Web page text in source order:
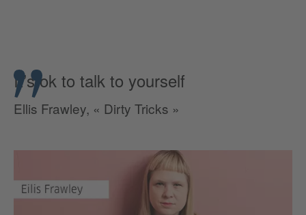
It’s ok to talk to yourself
Ellis Frawley, « Dirty Tricks »